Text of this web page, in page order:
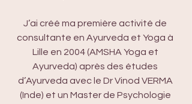
J’ai créé ma première activité de
consultante en Ayurveda et Yoga à
Lille en 2004 (AMSHA Yoga et
Ayurveda) après des études
d’Ayurveda avec le Dr Vinod VERMA
(Inde) et un Master de Psychologie